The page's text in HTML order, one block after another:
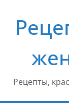
содержимому
Рецепты,